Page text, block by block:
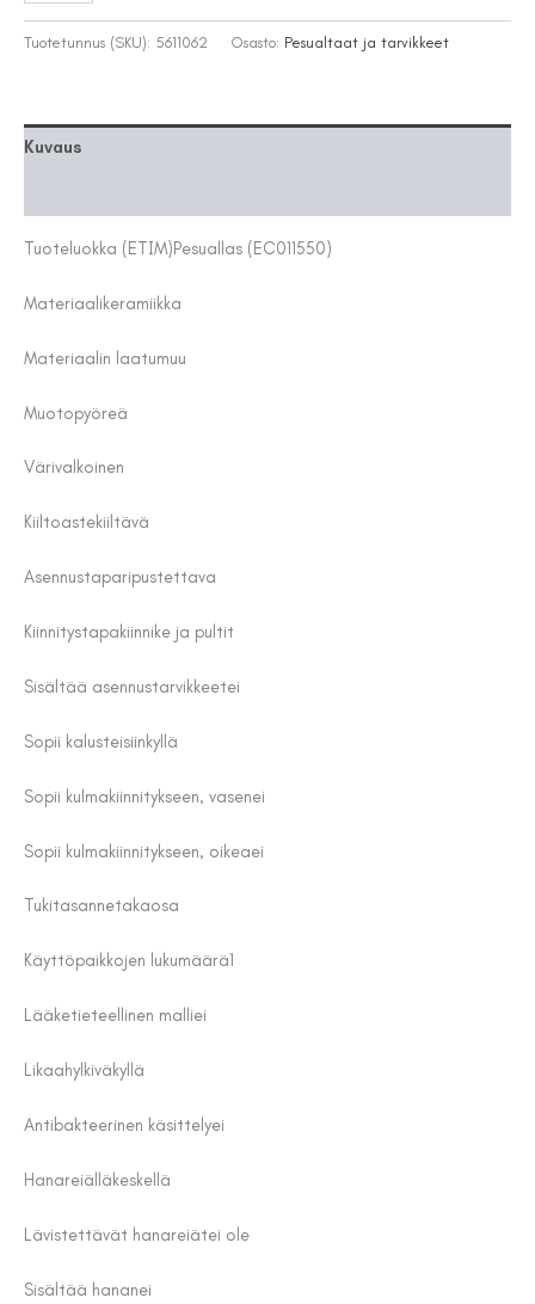
GLOW
Tuotetunnus (SKU): 5611062 Osasto: Pesualtaat ja tarvikkeet
Kuvaus
Tuoteluokka (ETIM)Pesuallas (EC011550)
Materiaalikeramiikka
Materiaalin laatumuu
Muotopyöreä
Värivalkoinen
Kiiltoastekiiltävä
Asennustaparipustettava
Kiinnitystapakiinnike ja pultit
Sisältää asennustarvikkeetei
Sopii kalusteisiinkyllä
Sopii kulmakiinnitykseen, vasenei
Sopii kulmakiinnitykseen, oikeaei
Tukitasannetakaosa
Käyttöpaikkojen lukumäärä1
Lääketieteellinen malliei
Likaahylkiväkyllä
Antibakteerinen käsittelyei
Hanareiälläkeskellä
Lävistettävät hanareiätei ole
Sisältää hananei